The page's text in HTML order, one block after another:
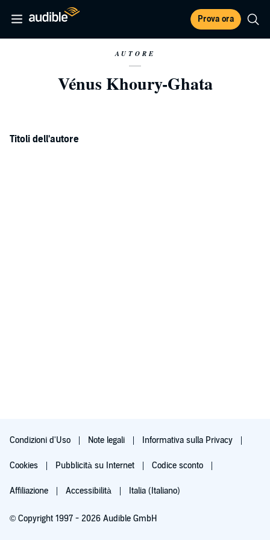
Prova ora
AUTORE
Vénus Khoury-Ghata
Titoli dell'autore
Condizioni d'Uso Note legali Informativa sulla Privacy
Cookies Pubblicità su Internet Codice sconto
Affiliazione Accessibilità Italia (Italiano)
© Copyright 1997 - 2026 Audible GmbH